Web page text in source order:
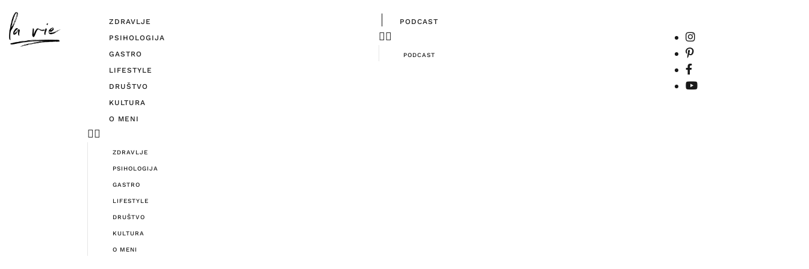
ZDRAVLJE
PSIHOLOGIJA
GASTRO
LIFESTYLE
DRUŠTVO
KULTURA
O MENI
ZDRAVLJE
PSIHOLOGIJA
GASTRO
LIFESTYLE
DRUŠTVO
KULTURA
O MENI
| PODCAST
PODCAST